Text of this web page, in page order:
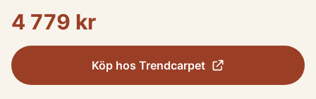
4 779 kr
Köp hos Trendcarpet